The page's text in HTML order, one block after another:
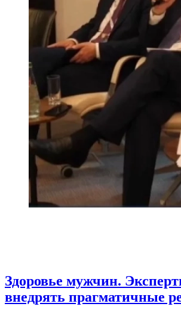
Здоровье мужчин.
внедрять прагматичные